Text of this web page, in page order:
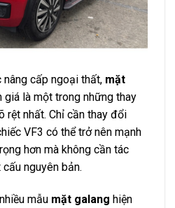
nâng cấp ngoại thất, mặt
giá là một trong những thay
rệt nhất. Chỉ cần thay đổi
VF3 có thể trở nên mạnh
hơn mà không cần tác
nguyên bản.
mẫu mặt galang hiện